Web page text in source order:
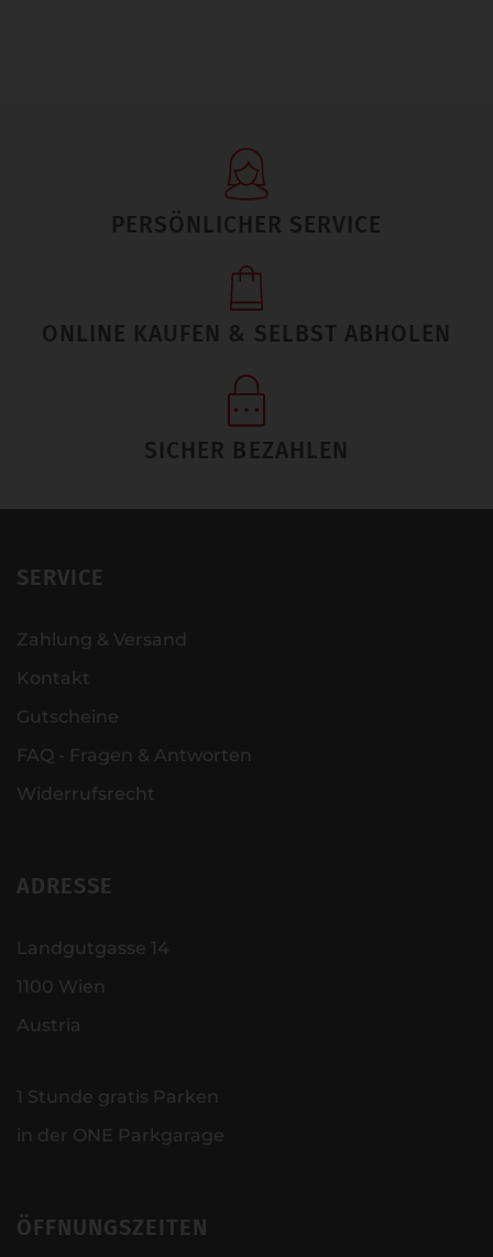
PERSÖNLICHER SERVICE
ONLINE KAUFEN & SELBST ABHOLEN
SICHER BEZAHLEN
SERVICE
Zahlung & Versand
Kontakt
Gutscheine
FAQ - Fragen & Antworten
Widerrufsrecht
ADRESSE
Landgutgasse 14
1100 Wien
Austria
1 Stunde gratis Parken
in der ONE Parkgarage
ÖFFNUNGSZEITEN